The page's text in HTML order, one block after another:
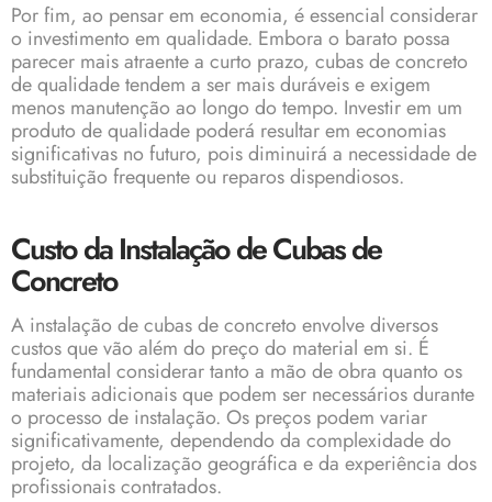
Por fim, ao pensar em economia, é essencial considerar
o investimento em qualidade. Embora o barato possa
parecer mais atraente a curto prazo, cubas de concreto
de qualidade tendem a ser mais duráveis e exigem
menos manutenção ao longo do tempo. Investir em um
produto de qualidade poderá resultar em economias
significativas no futuro, pois diminuirá a necessidade de
substituição frequente ou reparos dispendiosos.
Custo da Instalação de Cubas de
Concreto
A instalação de cubas de concreto envolve diversos
custos que vão além do preço do material em si. É
fundamental considerar tanto a mão de obra quanto os
materiais adicionais que podem ser necessários durante
o processo de instalação. Os preços podem variar
significativamente, dependendo da complexidade do
projeto, da localização geográfica e da experiência dos
profissionais contratados.